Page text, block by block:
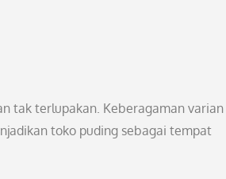
tak terlupakan. Keberagaman varian
toko puding sebagai tempat